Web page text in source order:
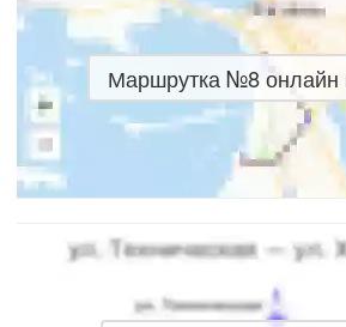
Маршрутка №8 онлайн